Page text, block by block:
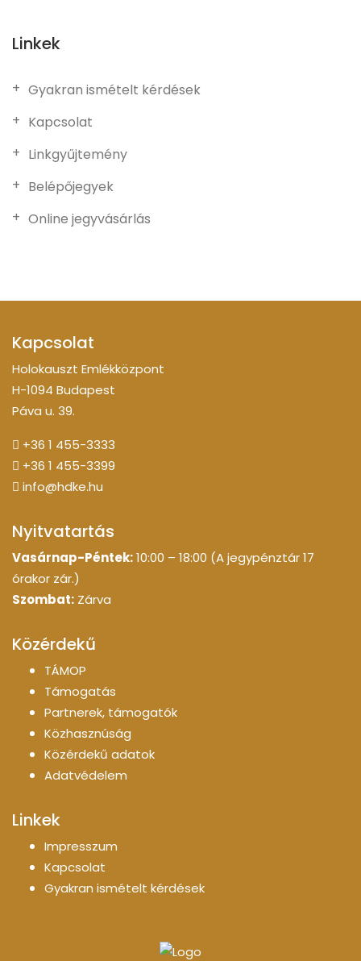
Linkek
Gyakran ismételt kérdések
Kapcsolat
Linkgyűjtemény
Belépőjegyek
Online jegyvásárlás
Kapcsolat
Holokauszt Emlékközpont
H-1094 Budapest
Páva u. 39.
+36 1 455-3333
+36 1 455-3399
info@hdke.hu
Nyitvatartás
Vasárnap-Péntek:10:00 – 18:00 (A jegypénztár 17
órakor zár.)
Szombat: Zárva
Közérdekű
TÁMOP
Támogatás
Partnerek, támogatók
Közhasznúság
Közérdekű adatok
Adatvédelem
Linkek
Impresszum
Kapcsolat
Gyakran ismételt kérdések